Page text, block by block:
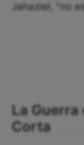
Jahaziel, "no
La Guerra
Corta